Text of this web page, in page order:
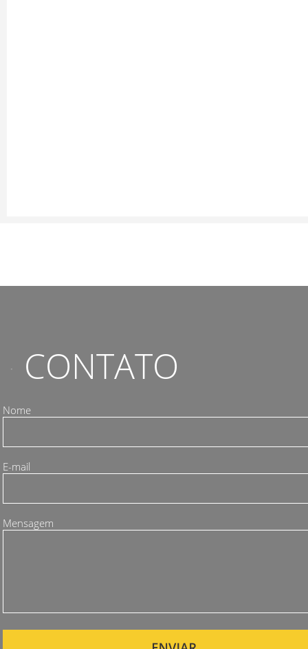
CONTATO
Nome
E-mail
Mensagem